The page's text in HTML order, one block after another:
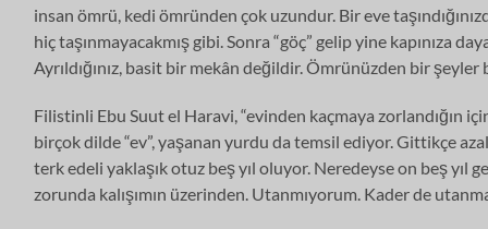
insan ömrü, kedi ömründen çok uzundur. Bir eve
hiç taşınmayacakmış gibi. Sonra “göç” gelip yine kapınıza
Ayrıldığınız, basit bir mekân değildir. Ömrünüzden bir şeyler
Filistinli Ebu Suut el Haravi, “evinden kaçmaya zorlandığın
birçok dilde “ev”, yaşanan yurdu da temsil ediyor. Gittikçe
terk edeli yaklaşık otuz beş yıl oluyor. Neredeyse on beş yıl
zorunda kalışımın üzerinden. Utanmıyorum. Kader de